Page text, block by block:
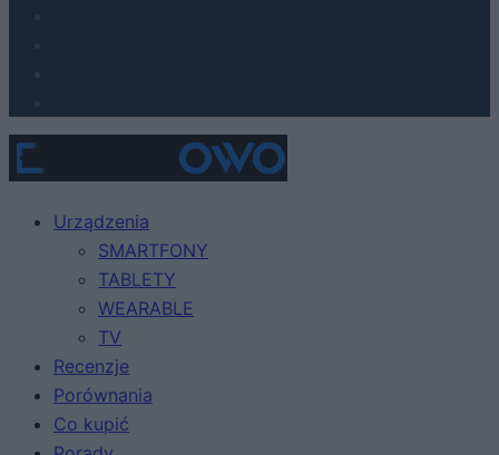
Urządzenia
SMARTFONY
TABLETY
WEARABLE
TV
Recenzje
Porównania
Co kupić